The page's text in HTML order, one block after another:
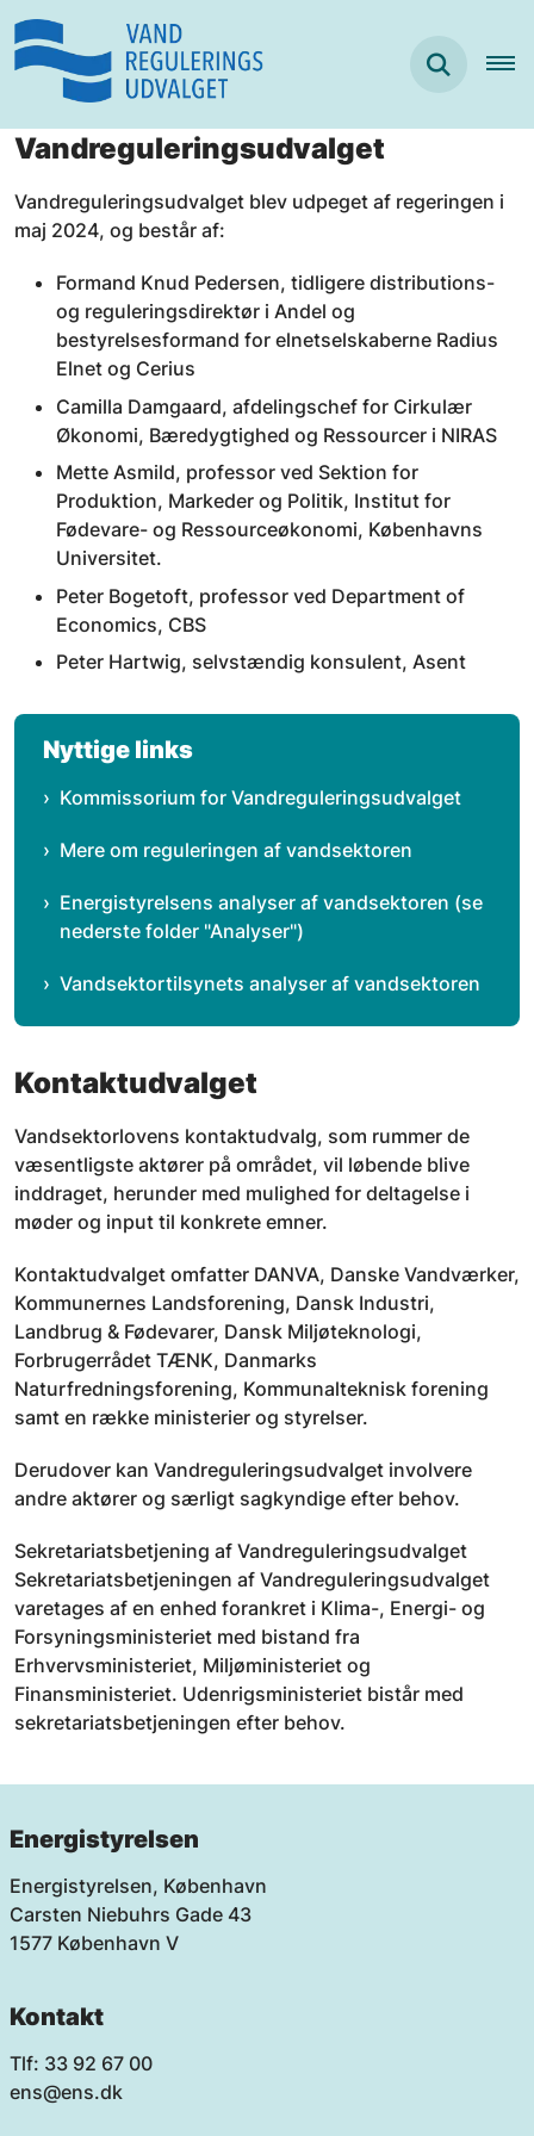
Vandreguleringsudvalget
Vandreguleringsudvalget blev udpeget af regeringen i
maj 2024, og består af:
Formand Knud Pedersen, tidligere distributions-
og reguleringsdirektør i Andel og
bestyrelsesformand for elnetselskaberne Radius
Elnet og Cerius
Camilla Damgaard, afdelingschef for Cirkulær
Økonomi, Bæredygtighed og Ressourcer i NIRAS
Mette Asmild, professor ved Sektion for
Produktion, Markeder og Politik, Institut for
Fødevare- og Ressourceøkonomi, Københavns
Universitet.
Peter Bogetoft, professor ved Department of
Economics, CBS
Peter Hartwig, selvstændig konsulent, Asent
Nyttige links
Kommissorium for Vandreguleringsudvalget
Mere om reguleringen af vandsektoren
Energistyrelsens analyser af vandsektoren (se
nederste folder "Analyser")
Vandsektortilsynets analyser af vandsektoren
Kontaktudvalget
Vandsektorlovens kontaktudvalg, som rummer de
væsentligste aktører på området, vil løbende blive
inddraget, herunder med mulighed for deltagelse i
møder og input til konkrete emner.
Kontaktudvalget omfatter DANVA, Danske Vandværker,
Kommunernes Landsforening, Dansk Industri,
Landbrug & Fødevarer, Dansk Miljøteknologi,
Forbrugerrådet TÆNK, Danmarks
Naturfredningsforening, Kommunalteknisk forening
samt en række ministerier og styrelser.
Derudover kan Vandreguleringsudvalget involvere
andre aktører og særligt sagkyndige efter behov.
Sekretariatsbetjening af Vandreguleringsudvalget
Sekretariatsbetjeningen af Vandreguleringsudvalget
varetages af en enhed forankret i Klima-, Energi- og
Forsyningsministeriet med bistand fra
Erhvervsministeriet, Miljøministeriet og
Finansministeriet. Udenrigsministeriet bistår med
sekretariatsbetjeningen efter behov.
Energistyrelsen
Energistyrelsen, København
Carsten Niebuhrs Gade 43
1577 København V
Kontakt
Tlf: 33 92 67 00
ens@ens.dk